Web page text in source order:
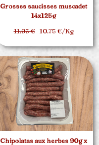
Grosses saucisses muscadet
14x125g
11.95 €10.75 €/Kg
Chipolatas aux herbes 90g x